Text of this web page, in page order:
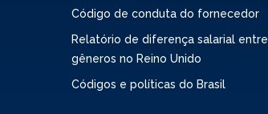
Código de conduta do fornecedor
Relatório de diferença salarial entre
gêneros no Reino Unido
Códigos e políticas do Brasil